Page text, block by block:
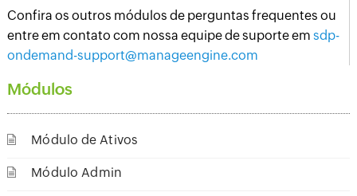
Confira os outros módulos de perguntas frequentes ou
entre em contato com nossa equipe de suporte em sdp-
ondemand-support@manageengine.com
Módulos
Módulo de Ativos
Módulo Admin